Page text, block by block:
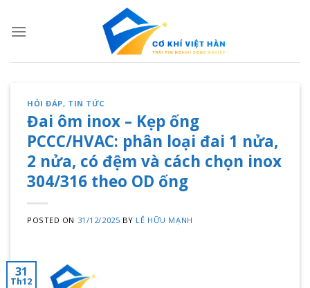
HỎI ĐÁP, TIN TỨC
Đai ôm inox – Kẹp ống
PCCC/HVAC: phân loại đai 1 nửa,
2 nửa, có đệm và cách chọn inox
304/316 theo OD ống
POSTED ON 31/12/2025 BY LÊ HỮU MẠNH
31
Th12